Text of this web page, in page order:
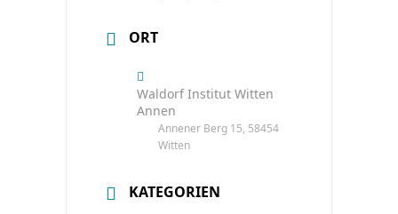
ORT
Waldorf Institut Witten
Annen
Annener Berg 15, 58454
Witten
KATEGORIEN